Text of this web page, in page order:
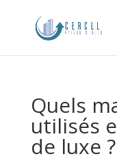
Quels
utilisés
de luxe ?